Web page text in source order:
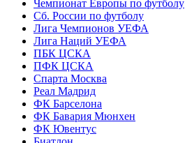
Чемпионат Европы по футболу
Сб. России по футболу
Лига Чемпионов УЕФА
Лига Наций УЕФА
ПБК ЦСКА
ПФК ЦСКА
Спарта Москва
Реал Мадрид
ФК Барселона
ФК Бавария Мюнхен
ФК Ювентус